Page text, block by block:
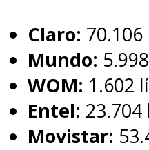
Claro: 70.106
Mundo:
WOM: 1.602
Entel: 23.704
Movistar: